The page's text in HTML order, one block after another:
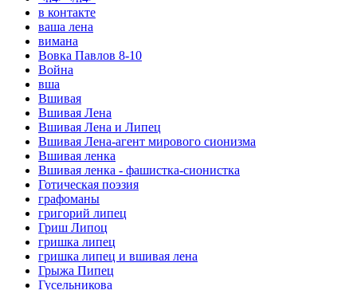
в контакте
ваша лена
вимана
Вовка Павлов 8-10
Война
вша
Вшивая
Вшивая Лена
Вшивая Лена и Липец
Вшивая Лена-агент мирового сионизма
Вшивая ленка
Вшивая ленка - фашистка-сионистка
Готическая поэзия
графоманы
григорий липец
Гриш Липоц
гришка липец
гришка липец и вшивая лена
Грыжа Пипец
Гусельникова